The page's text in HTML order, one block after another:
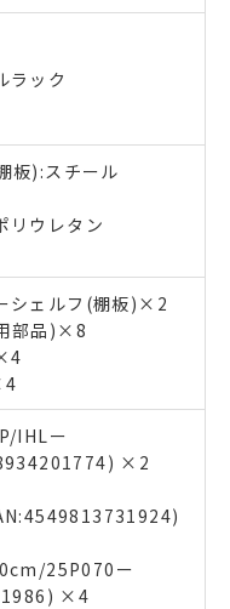
ラック
板):スチール
リウレタン
シェルフ(棚板)×2
部品)×8
IHLー
×2
25P070ー
×4